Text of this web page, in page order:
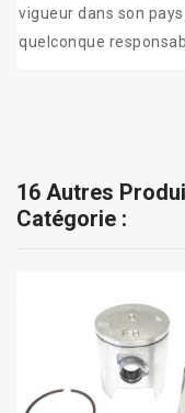
vigueur dans son
quelconque
16 Autres
Catégorie :